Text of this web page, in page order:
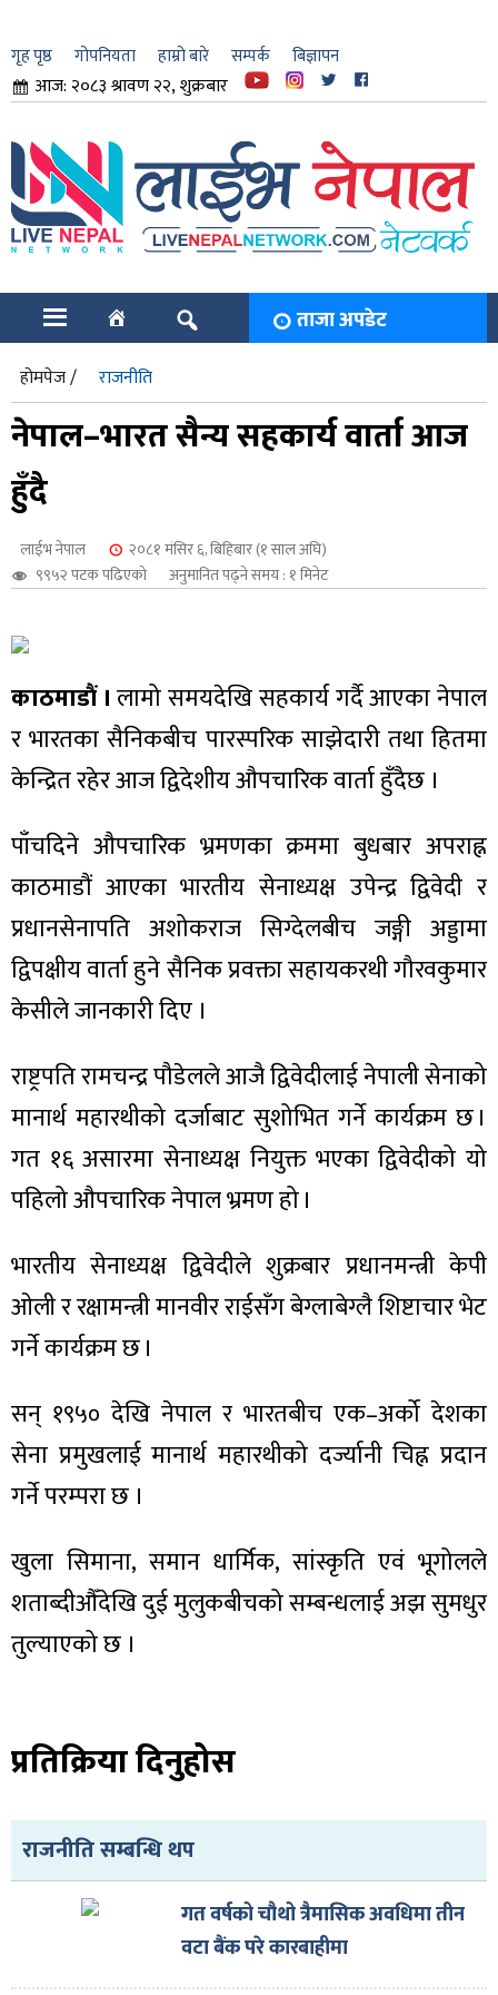
गृह पृष्ठ गोपनियता हाम्रो बारे सम्पर्क बिज्ञापन
आज: २०८३ श्रावण २२, शुक्रबार
ताजा अपडेट
होमपेज / राजनीति
नेपाल–भारत सैन्य सहकार्य वार्ता आज
हुँदै
लाईभ नेपाल
२०८१ मंसिर ६, बिहिबार (१ साल अघि)
९९५२ पटक पढिएको
अनुमानित पढ्ने समय : १ मिनेट
काठमाडौं ।लामो समयदेखि सहकार्य गर्दै आएका नेपाल
र भारतका सैनिकबीच पारस्परिक साझेदारी तथा हितमा
केन्द्रित रहेर आज द्विदेशीय औपचारिक वार्ता हुँदैछ ।
पाँचदिने औपचारिक भ्रमणका क्रममा बुधबार अपराह्न
काठमाडौं आएका भारतीय सेनाध्यक्ष उपेन्द्र द्विवेदी र
प्रधानसेनापति अशोकराज सिग्देलबीच जङ्गी अड्डामा
द्विपक्षीय वार्ता हुने सैनिक प्रवक्ता सहायकरथी गौरवकुमार
केसीले जानकारी दिए ।
राष्ट्रपति रामचन्द्र पौडेलले आजै द्विवेदीलाई नेपाली सेनाको
मानार्थ महारथीको दर्जाबाट सुशोभित गर्ने कार्यक्रम छ ।
गत १६ असारमा सेनाध्यक्ष नियुक्त भएका द्विवेदीको यो
पहिलो औपचारिक नेपाल भ्रमण हो ।
भारतीय सेनाध्यक्ष द्विवेदीले शुक्रबार प्रधानमन्त्री केपी
ओली र रक्षामन्त्री मानवीर राईसँग बेग्लाबेग्लै शिष्टाचार भेट
गर्ने कार्यक्रम छ ।
सन् १९५० देखि नेपाल र भारतबीच एक–अर्को देशका
सेना प्रमुखलाई मानार्थ महारथीको दर्ज्यानी चिह्न प्रदान
गर्ने परम्परा छ ।
खुला सिमाना, समान धार्मिक, सांस्कृति एवं भूगोलले
शताब्दीऔँदेखि दुई मुलुकबीचको सम्बन्धलाई अझ सुमधुर
तुल्याएको छ ।
प्रतिक्रिया दिनुहोस
राजनीति सम्बन्धि थप
गत वर्षको चौथो त्रैमासिक अवधिमा तीन
वटा बैंक परे कारबाहीमा